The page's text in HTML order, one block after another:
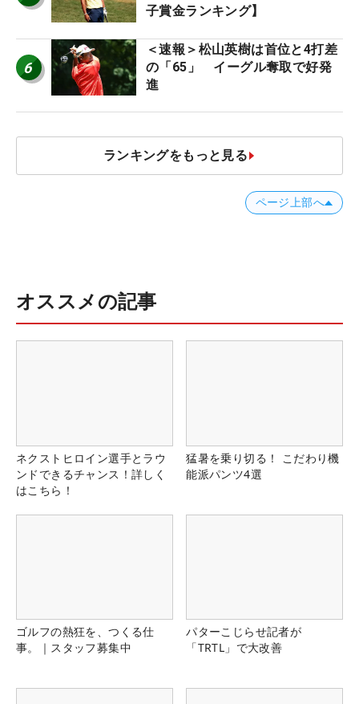
子賞金ランキング】
6
＜速報＞松山英樹は首位と4打差
の「65」 イーグル奪取で好発
進
ランキングをもっと見る
ページ上部へ
オススメの記事
ネクストヒロイン選手とラウ
ンドできるチャンス！詳しく
はこちら！
猛暑を乗り切る！ こだわり機
能派パンツ4選
ゴルフの熱狂を、つくる仕
事。｜スタッフ募集中
パターこじらせ記者が
「TRTL」で大改善